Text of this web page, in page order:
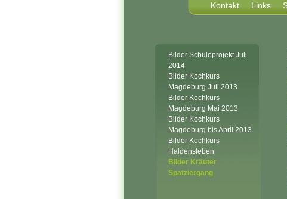
Kontakt
Links
Bilder Schuleprojekt Juli
2014
Bilder Kochkurs
Magdeburg Juli 2013
Bilder Kochkurs
Magdeburg Mai 2013
Bilder Kochkurs
Magdeburg bis April 2013
Bilder Kochkurs
Haldensleben
Bilder Kräuter
Spatziergang